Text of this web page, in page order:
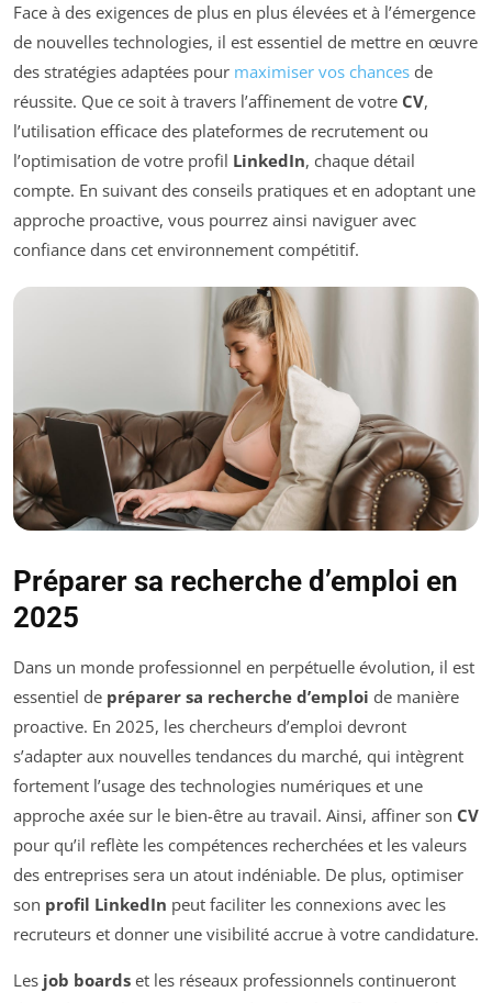
Face à des exigences de plus en plus élevées et à l’émergence
de nouvelles technologies, il est essentiel de mettre en œuvre
des stratégies adaptées pour maximiser vos chances de
réussite. Que ce soit à travers l’affinement de votre CV,
l’utilisation efficace des plateformes de recrutement ou
l’optimisation de votre profil LinkedIn, chaque détail
compte. En suivant des conseils pratiques et en adoptant une
approche proactive, vous pourrez ainsi naviguer avec
confiance dans cet environnement compétitif.
Préparer sa recherche d’emploi en
2025
Dans un monde professionnel en perpétuelle évolution, il est
essentiel de préparer sa recherche d’emploi de manière
proactive. En 2025, les chercheurs d’emploi devront
s’adapter aux nouvelles tendances du marché, qui intègrent
fortement l’usage des technologies numériques et une
approche axée sur le bien-être au travail. Ainsi, affiner son CV
pour qu’il reflète les compétences recherchées et les valeurs
des entreprises sera un atout indéniable. De plus, optimiser
son profil LinkedIn peut faciliter les connexions avec les
recruteurs et donner une visibilité accrue à votre candidature.
Les job boards et les réseaux professionnels continueront